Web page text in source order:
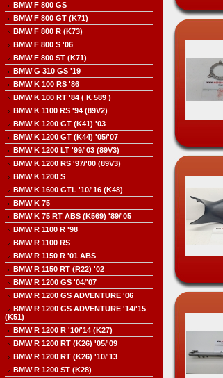
BMW F 800 GS
BMW F 800 GT (K71)
BMW F 800 R (K73)
BMW F 800 S '06
BMW F 800 ST (K71)
BMW G 310 GS '19
BMW K 100 RS '86
BMW K 100 RT '84 ( K 589 )
BMW K 1100 RS '94 (89V2)
BMW K 1200 GT (K41) '03
BMW K 1200 GT (K44) '05/'07
BMW K 1200 LT '99/'03 (89V3)
BMW K 1200 RS '97/'00 (89V3)
BMW K 1200 S
BMW K 1600 GTL '10/'16 (K48)
BMW K 75
BMW K 75 RT ABS (K569) '89/'05
BMW R 1100 R '98
BMW R 1100 RS
BMW R 1150 R '01 ABS
BMW R 1150 RT (R22) '02
BMW R 1200 GS '04/'07
BMW R 1200 GS ADVENTURE '06
BMW R 1200 GS ADVENTURE '14/'15
(K51)
BMW R 1200 R '10/'14 (K27)
BMW R 1200 RT (K26) '05/'09
BMW R 1200 RT (K26) '10/'13
BMW R 1200 ST (K28)